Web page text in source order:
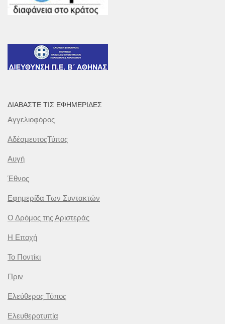
ΔΙΑΒΆΣΤΕ ΤΙΣ ΕΦΗΜΕΡΊΔΕΣ
Αγγελιοφόρος
ΑδέσμευτοςΤύπος
Αυγή
Έθνος
Εφημερίδα Των Συντακτών
Ο Δρόμος της Αριστεράς
Η Εποχή
Το Ποντίκι
Πριν
Ελεύθερος Τύπος
Ελευθεροτυπία